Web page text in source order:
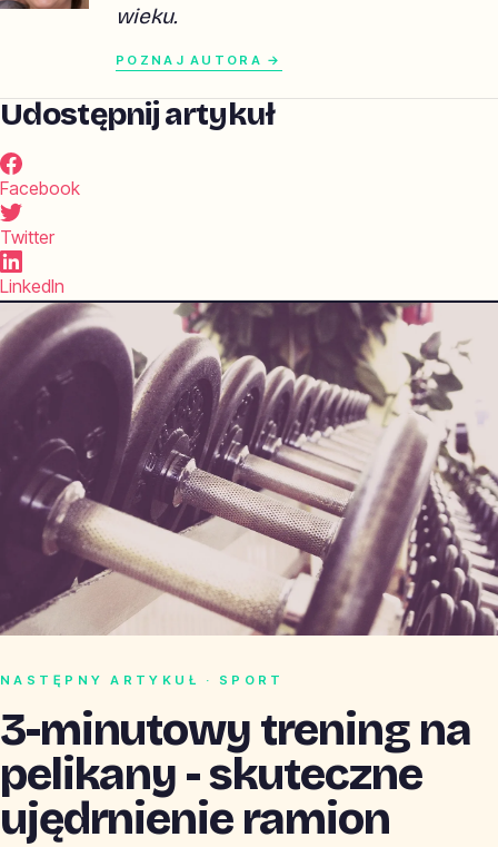
wieku.
POZNAJ AUTORA →
Udostępnij artykuł
Facebook
Twitter
LinkedIn
NASTĘPNY ARTYKUŁ · SPORT
3-minutowy trening na
pelikany - skuteczne
ujędrnienie ramion